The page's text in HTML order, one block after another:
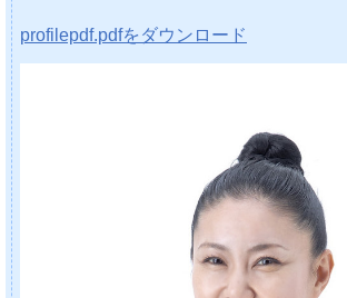
profilepdf.pdfをダウンロード